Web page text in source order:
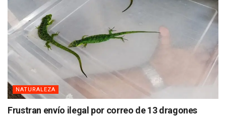
NATURALEZA
Frustran envío ilegal por correo de 13 dragones